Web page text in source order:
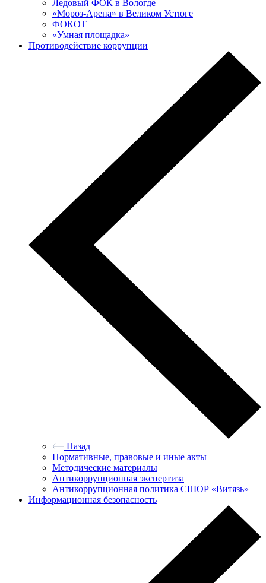
Ледовый ФОК в Вологде
«Мороз-Арена» в Великом Устюге
ФОКОТ
«Умная площадка»
Противодействие коррупции
Назад
Нормативные, правовые и иные акты
Методические материалы
Антикоррупционная экспертиза
Антикоррупционная политика СШОР «Витязь»
Информационная безопасность